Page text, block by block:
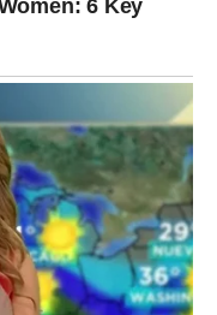
jači nego što
sada postaje